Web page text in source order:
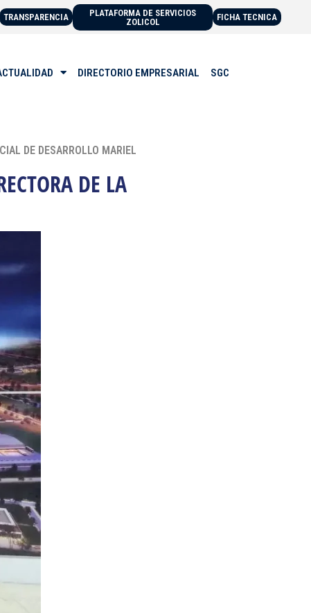
TRANSPARENCIA
PLATAFORMA DE SERVICIOS
ZOLICOL
FICHA TECNICA
DIRECTORIO EMPRESARIAL SGC
DE DESARROLLO MARIEL
DE LA